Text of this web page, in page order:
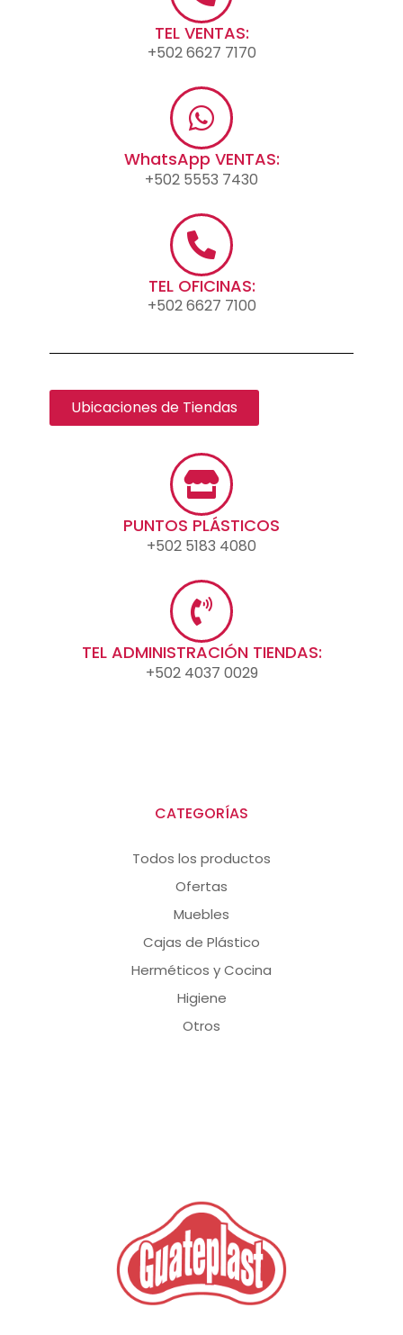
TEL VENTAS:
+502 6627 7170
WhatsApp VENTAS:
+502 5553 7430
TEL OFICINAS:
+502 6627 7100
Ubicaciones de Tiendas
PUNTOS PLÁSTICOS
+502 5183 4080
TEL ADMINISTRACIÓN TIENDAS:
+502 4037 0029
CATEGORÍAS
Todos los productos
Ofertas
Muebles
Cajas de Plástico
Herméticos y Cocina
Higiene
Otros